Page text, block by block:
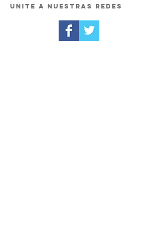
Unite a nuestras redes